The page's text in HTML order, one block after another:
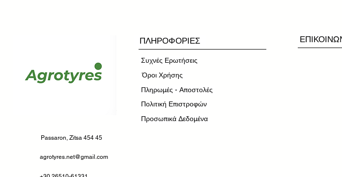
ΠΛΗΡΟΦΟΡΙΕΣ
Συχνές Ερωτήσεις
​Όροι Χρήσης
Πληρωμές - Αποστολές
Πολιτική Επιστροφών
Προσωπικά Δεδομένα
Passaron, Zitsa 454 45
agrotyres.net@gmail.com